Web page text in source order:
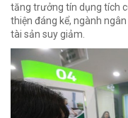
tăng trưởng tín dụng tích
thiện đáng kể, ngành
tài sản suy giảm.